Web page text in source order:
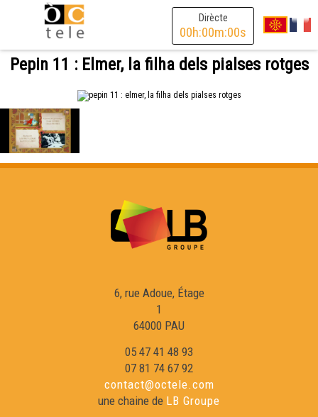
Dirècte
00h:00m:00s
Pepin 11 : Elmer, la filha dels pialses rotges
6, rue Adoue, Étage
1
64000 PAU
05 47 41 48 93
07 81 74 67 92
contact@octele.com
une chaine de LB Groupe